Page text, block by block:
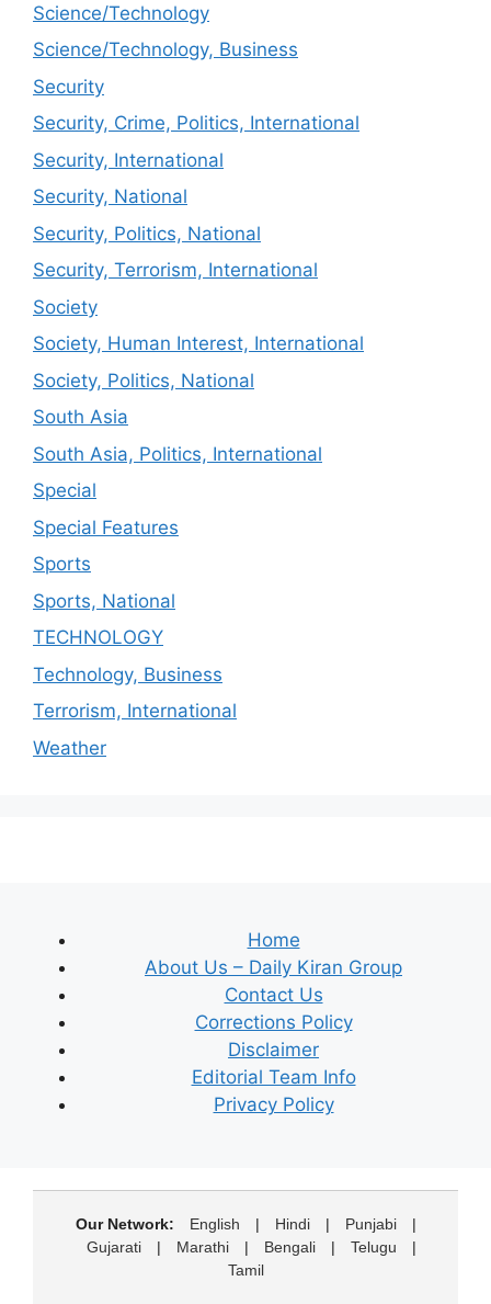
Science/Technology
Science/Technology, Business
Security
Security, Crime, Politics, International
Security, International
Security, National
Security, Politics, National
Security, Terrorism, International
Society
Society, Human Interest, International
Society, Politics, National
South Asia
South Asia, Politics, International
Special
Special Features
Sports
Sports, National
TECHNOLOGY
Technology, Business
Terrorism, International
Weather
Home
About Us – Daily Kiran Group
Contact Us
Corrections Policy
Disclaimer
Editorial Team Info
Privacy Policy
Our Network: English | Hindi | Punjabi
|
Gujarati
| Marathi | Bengali | Telugu
|
Tamil